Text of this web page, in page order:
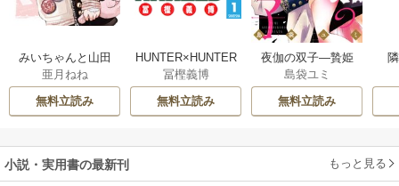
みいちゃんと山田
さん
亜月ねね
無料立読み
HUNTER×HUNTER
モノクロ版
冨樫義博
無料立読み
夜伽の双子―贄姫
は二人の王子に愛
される―
島袋ユミ
無料立読み
小説・実用書の最新刊 もっと見る